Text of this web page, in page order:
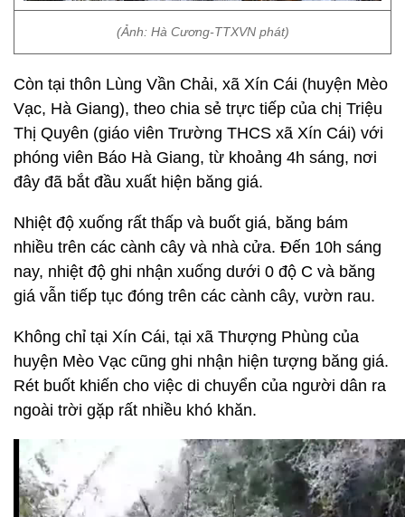
(Ảnh: Hà Cương-TTXVN phát)
Còn tại thôn Lùng Vần Chải, xã Xín Cái (huyện Mèo
Vạc, Hà Giang), theo chia sẻ trực tiếp của chị Triệu
Thị Quyên (giáo viên Trường THCS xã Xín Cái) với
phóng viên Báo Hà Giang, từ khoảng 4h sáng, nơi
đây đã bắt đầu xuất hiện băng giá.
Nhiệt độ xuống rất thấp và buốt giá, băng bám
nhiều trên các cành cây và nhà cửa. Đến 10h sáng
nay, nhiệt độ ghi nhận xuống dưới 0 độ C và băng
giá vẫn tiếp tục đóng trên các cành cây, vườn rau.
Không chỉ tại Xín Cái, tại xã Thượng Phùng của
huyện Mèo Vạc cũng ghi nhận hiện tượng băng giá.
Rét buốt khiến cho việc di chuyển của người dân ra
ngoài trời gặp rất nhiều khó khăn.